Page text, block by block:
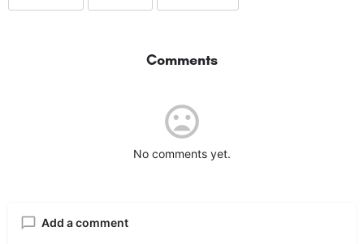
Comments
No comments yet.
Add a comment